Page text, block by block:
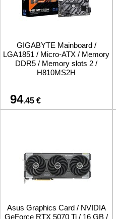
Сетевые товары
Смарт устройства
ТВ, Фото и электроника
Автотовары
GIGABYTE Mainboard /
LGA1851 / Micro-ATX / Memory
DDR5 / Memory slots 2 /
H810MS2H
94.45 €
Asus Graphics Card / NVIDIA
GeForce RTX 5070 Ti / 16 GB /